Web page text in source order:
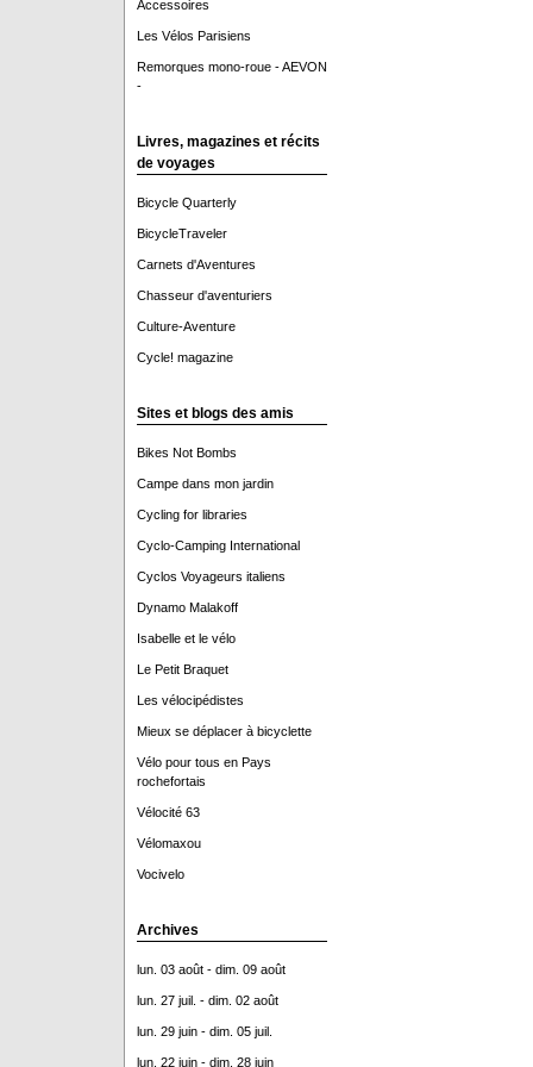
Accessoires
Les Vélos Parisiens
Remorques mono-roue - AEVON
-
Livres, magazines et récits
de voyages
Bicycle Quarterly
BicycleTraveler
Carnets d'Aventures
Chasseur d'aventuriers
Culture-Aventure
Cycle! magazine
Sites et blogs des amis
Bikes Not Bombs
Campe dans mon jardin
Cycling for libraries
Cyclo-Camping International
Cyclos Voyageurs italiens
Dynamo Malakoff
Isabelle et le vélo
Le Petit Braquet
Les vélocipédistes
Mieux se déplacer à bicyclette
Vélo pour tous en Pays
rochefortais
Vélocité 63
Vélomaxou
Vocivelo
Archives
lun. 03 août - dim. 09 août
lun. 27 juil. - dim. 02 août
lun. 29 juin - dim. 05 juil.
lun. 22 juin - dim. 28 juin